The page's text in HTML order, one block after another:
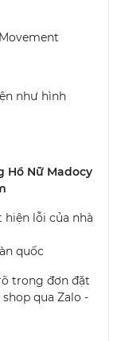
như hình
Hồ Nữ Madocy
hiện lỗi của nhà
quốc
trong đơn đặt
qua Zalo -